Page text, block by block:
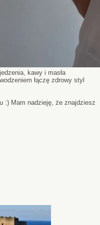
kawy i masła
łączę zdrowy styl
:) Mam nadzieję, że znajdziesz